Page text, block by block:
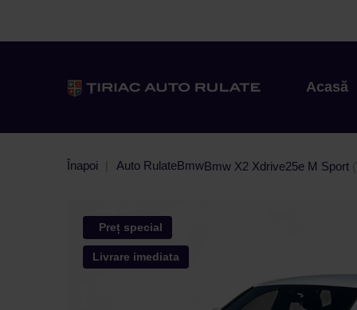
Acasă
Înapoi Auto RulateBmwBmw X2 Xdrive25e M Sport
Preț special
Livrare imediata